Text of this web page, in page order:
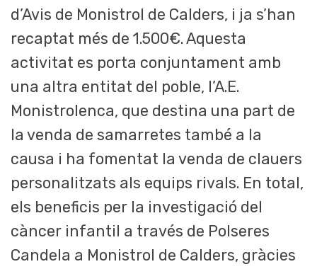
d’Avis de Monistrol de Calders, i ja s’han
recaptat més de 1.500€. Aquesta
activitat es porta conjuntament amb
una altra entitat del poble, l’A.E.
Monistrolenca, que destina una part de
la venda de samarretes també a la
causa i ha fomentat la venda de clauers
personalitzats als equips rivals. En total,
els beneficis per la investigació del
càncer infantil a través de Polseres
Candela a Monistrol de Calders, gràcies